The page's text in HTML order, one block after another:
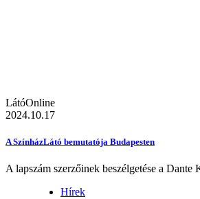
LátóOnline
2024.10.17
A SzínházLátó bemutatója Budapesten
A lapszám szerzőinek beszélgetése a Dante
Hírek